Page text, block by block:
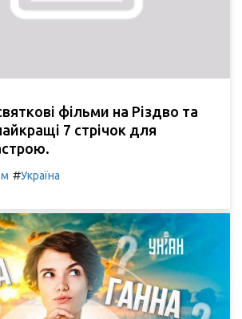
фільми на Різдво та
7 стрічок для
#Україна